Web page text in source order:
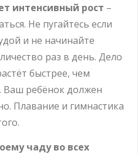
интенсивный рост –
Не пугайтесь если
и не начинайте
раз в день. Дело
быстрее, чем
Ваш ребёнок должен
Плавание и гимнастика
чаду во всех